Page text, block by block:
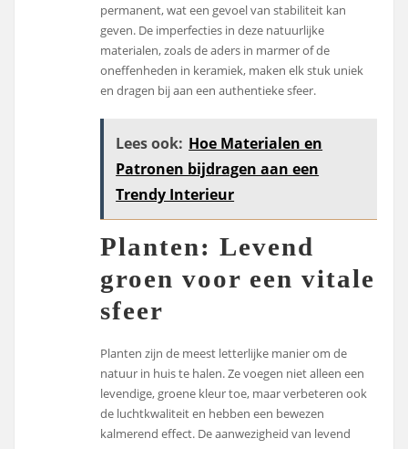
permanent, wat een gevoel van stabiliteit kan
geven. De imperfecties in deze natuurlijke
materialen, zoals de aders in marmer of de
oneffenheden in keramiek, maken elk stuk uniek
en dragen bij aan een authentieke sfeer.
Lees ook: Hoe Materialen en
Patronen bijdragen aan een
Trendy Interieur
Planten: Levend
groen voor een vitale
sfeer
Planten zijn de meest letterlijke manier om de
natuur in huis te halen. Ze voegen niet alleen een
levendige, groene kleur toe, maar verbeteren ook
de luchtkwaliteit en hebben een bewezen
kalmerend effect. De aanwezigheid van levend